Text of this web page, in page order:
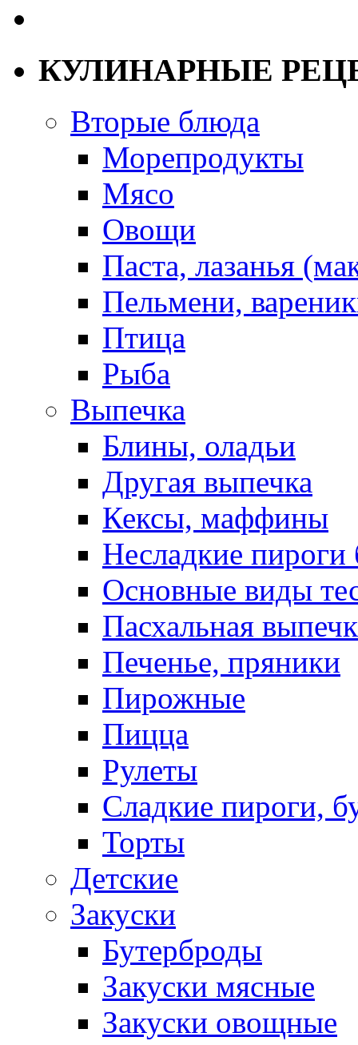
КУЛИНАРНЫЕ
Вторые блюда
Морепродукты
Мясо
Овощи
Паста, лазанья
Пельмени,
Птица
Рыба
Выпечка
Блины, оладьи
Другая выпечка
Кексы, маффины
Несладкие пироги
Основные виды
Пасхальная
Печенье, пряники
Пирожные
Пицца
Рулеты
Сладкие пироги,
Торты
Детские
Закуски
Бутерброды
Закуски мясные
Закуски овощные